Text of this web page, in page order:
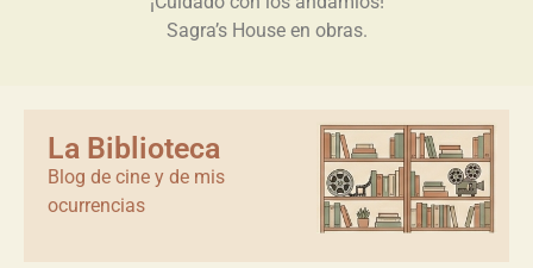
Sagra’s House en obras.
La Biblioteca
Blog de cine y de mis
ocurrencias